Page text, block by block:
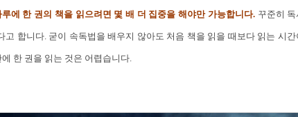
에 한 권의 책을 읽으려면 몇 배 더 집중을 해야만 가능합니다.꾸준히 독
고 합니다. 굳이 속독법을 배우지 않아도 처음 책을 읽을 때보다 읽는 시
한 권을 읽는 것은 어렵습니다.